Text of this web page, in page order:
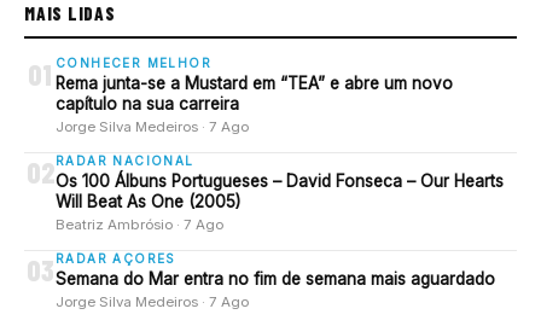
MAIS LIDAS
01 CONHECER MELHOR
Rema junta-se a Mustard em “TEA” e abre um novo
capítulo na sua carreira
Jorge Silva Medeiros · 7 Ago
02 RADAR NACIONAL
Os 100 Álbuns Portugueses – David Fonseca – Our Hearts
Will Beat As One (2005)
Beatriz Ambrósio · 7 Ago
03 RADAR AÇORES
Semana do Mar entra no fim de semana mais aguardado
Jorge Silva Medeiros · 7 Ago